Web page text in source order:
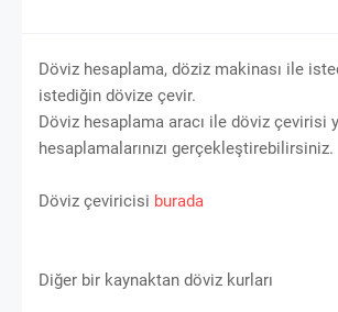
Döviz hesaplama, döziz makinası ile
istediğin dövize çevir.
Döviz hesaplama aracı ile döviz çevirisi
hesaplamalarınızı gerçekleştirebilirsiniz.
Döviz çeviricisi burada
Diğer bir kaynaktan döviz kurları